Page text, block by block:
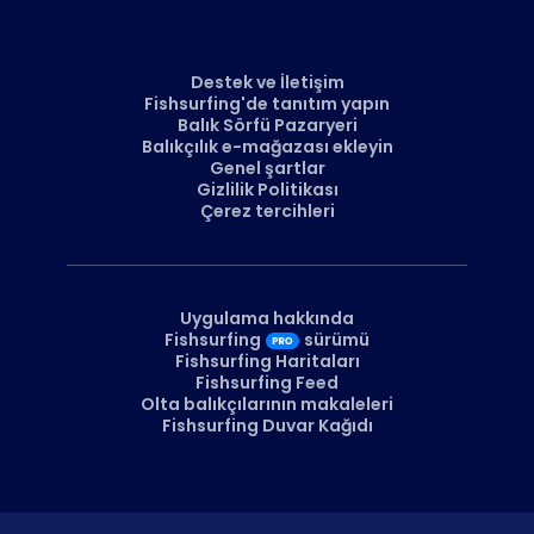
Destek ve İletişim
Fishsurfing'de tanıtım yapın
Balık Sörfü Pazaryeri
Balıkçılık e-mağazası ekleyin
Genel şartlar
Gizlilik Politikası
Çerez tercihleri
Uygulama hakkında
Fishsurfing
sürümü
Fishsurfing Haritaları
Fishsurfing Feed
Olta balıkçılarının makaleleri
Fishsurfing Duvar Kağıdı